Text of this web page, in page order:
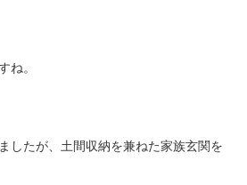
ね。
したが、土間収納を兼ねた家族玄関を